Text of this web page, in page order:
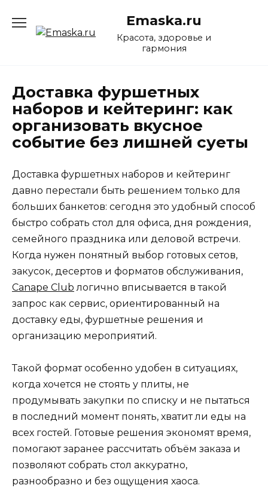
содержанию
Emaska.ru
Красота, здоровье и
гармония
Доставка фуршетных
наборов и кейтеринг: как
организовать вкусное
событие без лишней суеты
Доставка фуршетных наборов и кейтеринг
давно перестали быть решением только для
больших банкетов: сегодня это удобный способ
быстро собрать стол для офиса, дня рождения,
семейного праздника или деловой встречи.
Когда нужен понятный выбор готовых сетов,
закусок, десертов и форматов обслуживания,
Сanape Сlub логично вписывается в такой
запрос как сервис, ориентированный на
доставку еды, фуршетные решения и
организацию мероприятий.
Такой формат особенно удобен в ситуациях,
когда хочется не стоять у плиты, не
продумывать закупки по списку и не пытаться
в последний момент понять, хватит ли еды на
всех гостей. Готовые решения экономят время,
помогают заранее рассчитать объём заказа и
позволяют собрать стол аккуратно,
разнообразно и без ощущения хаоса.